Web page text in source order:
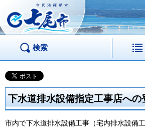
市民活躍都市 七尾
市
検索
下水道排水設備指定工事店への
市内で下水道排水設備工事（宅内排水設備